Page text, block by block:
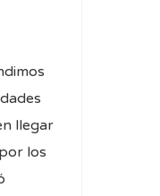
llegar
los